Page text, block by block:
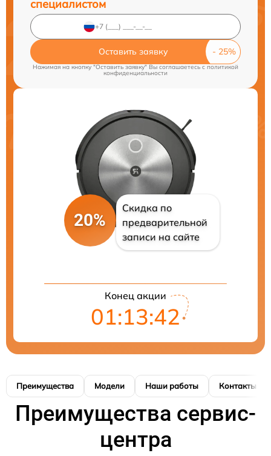
специалистом
Оставить заявку
Нажимая на кнопку "Оставить заявку" Вы соглашаетесь cполитикой
конфиденциальности
20%
Скидка по
предварительной
записи на сайте
Конец акции
01:13:41
Преимущества Модели Наши работы Контакты
Преимущества сервис-
центра